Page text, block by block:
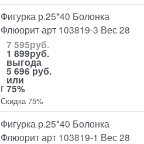
Фигурка р.25*40 Болонка
Флюорит арт 103819-3 Вес 28
г
7 595руб.
1 899руб.
выгода
5 696 руб.
или
75%
Скидка 75%
Фигурка р.25*40 Болонка
Флюорит арт 103819-1 Вес 28